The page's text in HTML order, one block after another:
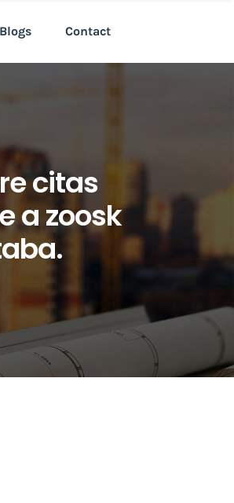
Contact
citas
a zoosk